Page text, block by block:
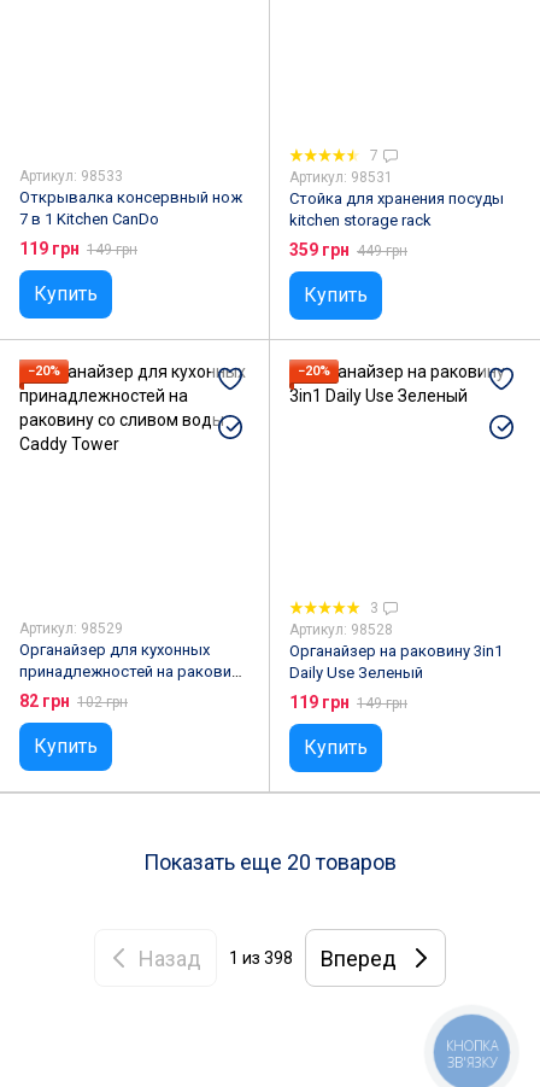
Артикул: 98533
Открывалка консервный нож
7 в 1 Kitchen CanDo
119 грн 149 грн
Купить
7
Артикул: 98531
Стойка для хранения посуды
kitchen storage rack
359 грн 449 грн
Купить
−20%
Артикул: 98529
Органайзер для кухонных
принадлежностей на раковину
со сливом воды Caddy Tower
82 грн 102 грн
Купить
−20%
3
Артикул: 98528
Органайзер на раковину 3in1
Daily Use Зеленый
119 грн 149 грн
Купить
Показать еще 20 товаров
Назад 1 из 398 Вперед
КНОПКА
ЗВ'ЯЗКУ